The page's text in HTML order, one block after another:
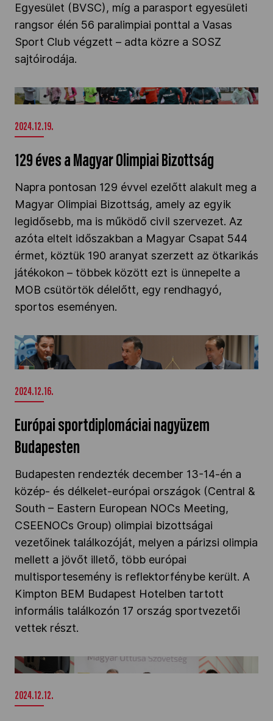
Egyesület (BVSC), míg a parasport egyesületi
rangsor élén 56 paralimpiai ponttal a Vasas
Sport Club végzett – adta közre a SOSZ
sajtóirodája.
129 éves a Magyar Olimpiai Bizottság" />
2024.12.19.
129 éves a Magyar Olimpiai Bizottság
Napra pontosan 129 évvel ezelőtt alakult meg a
Magyar Olimpiai Bizottság, amely az egyik
legidősebb, ma is működő civil szervezet. Az
azóta eltelt időszakban a Magyar Csapat 544
érmet, köztük 190 aranyat szerzett az ötkarikás
játékokon – többek között ezt is ünnepelte a
MOB csütörtök délelőtt, egy rendhagyó,
sportos eseményen.
Európai sportdiplomáciai nagyüzem
Budapesten" />
2024.12.16.
Európai sportdiplomáciai nagyüzem
Budapesten
Budapesten rendezték december 13-14-én a
közép- és délkelet-európai országok (Central &
South – Eastern European NOCs Meeting,
CSEENOCs Group) olimpiai bizottságai
vezetőinek találkozóját, melyen a párizsi olimpia
mellett a jövőt illető, több európai
multisportesemény is reflektorfénybe került. A
Kimpton BEM Budapest Hotelben tartott
informális találkozón 17 ország sportvezetői
vettek részt.
„Az öttusasport nemzeti büszkeség”" />
2024.12.12.